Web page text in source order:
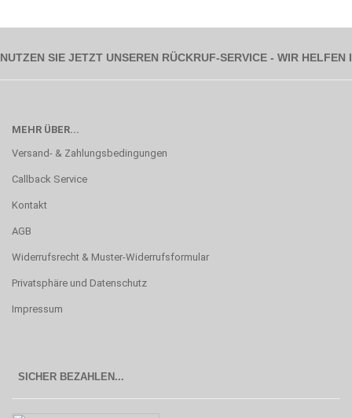
NUTZEN SIE JETZT UNSEREN RÜCKRUF-SERVICE - WIR
MEHR ÜBER...
Versand- & Zahlungsbedingungen
Callback Service
Kontakt
AGB
Widerrufsrecht & Muster-Widerrufsformular
Privatsphäre und Datenschutz
Impressum
SICHER BEZAHLEN...